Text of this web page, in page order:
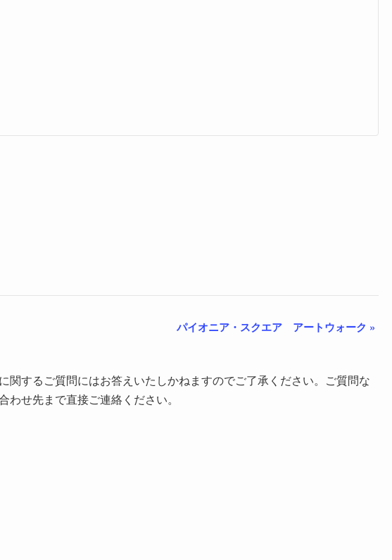
パイオニア・スクエア アートウォーク »
関するご質問にはお答えいたしかねますのでご了承ください。ご質問な
せ先まで直接ご連絡ください。